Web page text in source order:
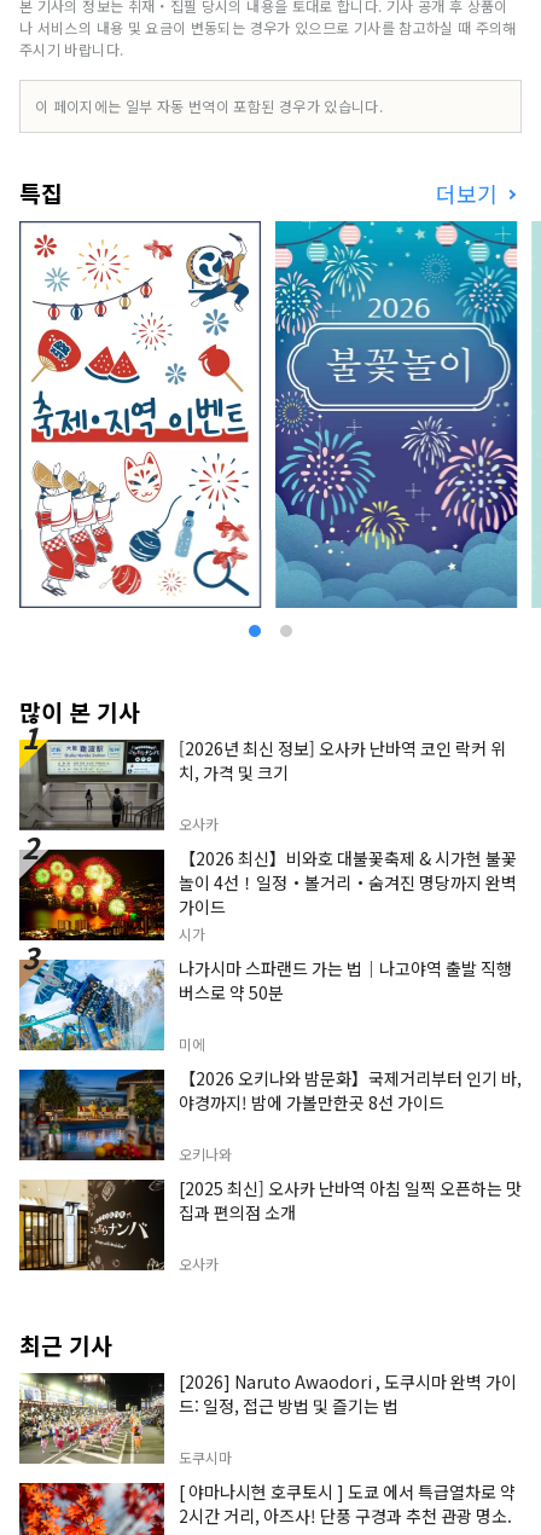
의 따뜻한 기후에서 햇볕을 듬뿍 받으며 자란 과일
보세요! 오카야마 에는 오카야마 성, 일본 3대 정원
중 하나인 오카야마 고라쿠엔, 역사와 문화, 예술을
본 기사의 정보는 취재・집필 당시의 내용을 토대로 합니다. 기사 공개 후 상품이
나 서비스의 내용 및 요금이 변동되는 경우가 있으므로 기사를 참고하실 때 주의해
주시기 바랍니다.
이 페이지에는 일부 자동 번역이 포함된 경우가 있습니다.
특집 더보기
많이 본 기사
[2026년 최신 정보] 오사카 난바역 코인 락커 위
치, 가격 및 크기
오사카
【2026 최신】비와호 대불꽃축제 & 시가현 불꽃
놀이 4선！일정・볼거리・숨겨진 명당까지 완벽
가이드
시가
나가시마 스파랜드 가는 법｜나고야역 출발 직행
버스로 약 50분
미에
【2026 오키나와 밤문화】국제거리부터 인기 바,
야경까지! 밤에 가볼만한곳 8선 가이드
오키나와
[2025 최신] 오사카 난바역 아침 일찍 오픈하는 맛
집과 편의점 소개
오사카
최근 기사
[2026] Naruto Awaodori , 도쿠시마 완벽 가이
드: 일정, 접근 방법 및 즐기는 법
도쿠시마
[ 야마나시현 호쿠토시 ] 도쿄 에서 특급열차로 약
2시간 거리, 아즈사! 단풍 구경과 추천 관광 명소.